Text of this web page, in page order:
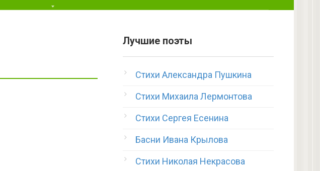
Лучшие поэты
Стихи Александра Пушкина
Стихи Михаила Лермонтова
Стихи Сергея Есенина
Басни Ивана Крылова
Стихи Николая Некрасова